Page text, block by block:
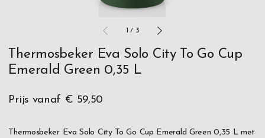
1 / 3
Thermosbeker Eva Solo City To Go Cup
Emerald Green 0,35 L
Prijs vanaf € 59,50
Thermosbeker Eva Solo City To Go Cup Emerald Green 0,35 L met